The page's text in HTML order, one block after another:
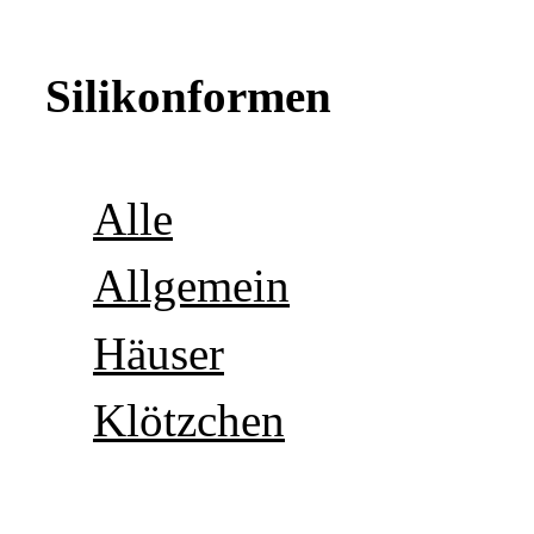
Silikonformen
Alle
Allgemein
Häuser
Klötzchen